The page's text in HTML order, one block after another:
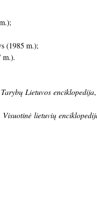
(1985 m.);
m.).
Tarybų Lietuvos enciklopedija
Visuotinė lietuvių